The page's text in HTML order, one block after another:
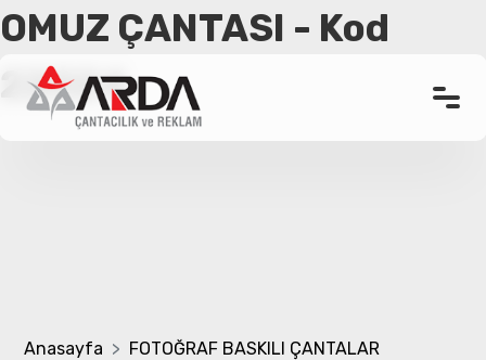
Referanslar
OMUZ ÇANTASI - Kod
22024
Anasayfa
FOTOĞRAF BASKILI ÇANTALAR